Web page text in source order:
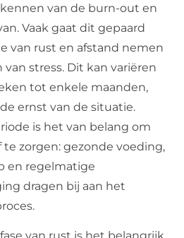
van de burn-out en
Vaak gaat dit gepaard
van rust en afstand nemen
stress. Dit kan variëren
tot enkele maanden,
ernst van de situatie.
is het van belang om
te zorgen: gezonde voeding,
en regelmatige
dragen bij aan het